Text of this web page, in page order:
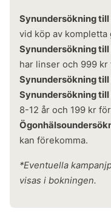
Synundersökning till
vid köp av
Synundersökning till
har linser och 999
Synundersökning
Synundersökning till
8-12 år och 199 kr
kan förekomma.
*Eventuella
visas i bokningen.